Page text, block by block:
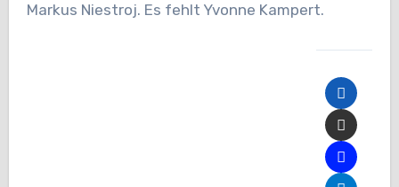
Markus Niestroj. Es fehlt Yvonne Kampert.